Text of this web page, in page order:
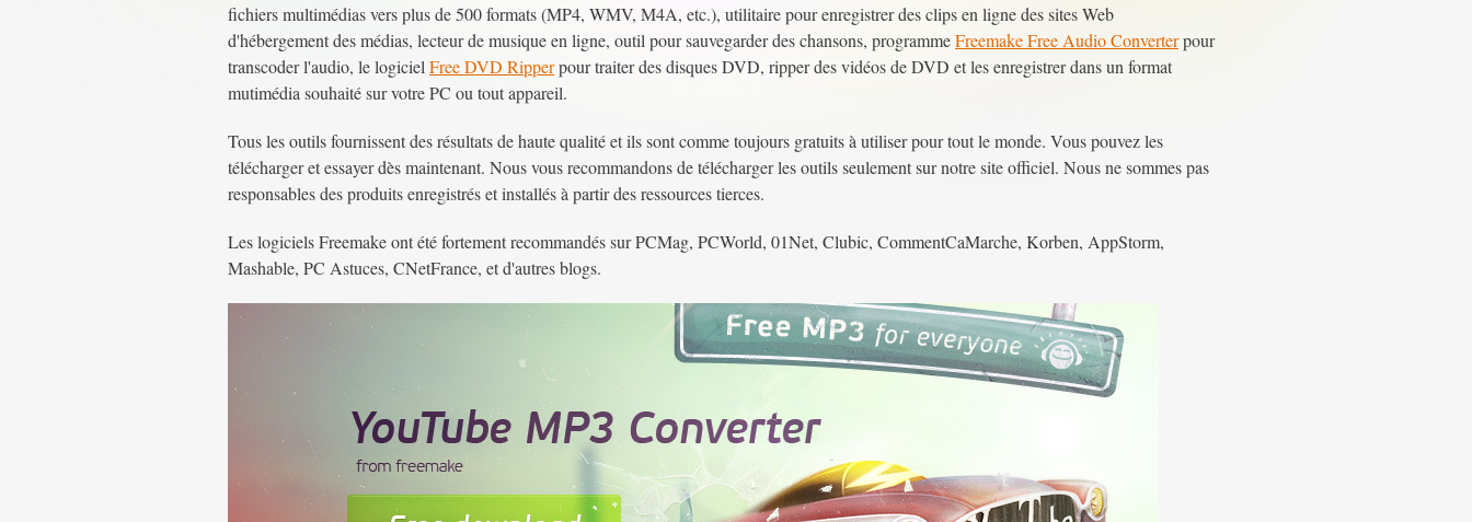
fichiers multimédias vers plus de 500 formats (MP4, WMV, M4A, etc.), utilitaire pour enregistrer des clips en ligne des sites Web
d'hébergement des médias, lecteur de musique en ligne, outil pour sauvegarder des chansons, programmeFreemake Free Audio Converterpour
transcoder l'audio, le logiciel Free DVD Ripperpour traiter des disques DVD, ripper des vidéos de DVD et les enregistrer dans un format
mutimédia souhaité sur votre PC ou tout appareil.
Tous les outils fournissent des résultats de haute qualité et ils sont comme toujours gratuits à utiliser pour tout le monde. Vous pouvez les
télécharger et essayer dès maintenant. Nous vous recommandons de télécharger les outils seulement sur notre site officiel. Nous ne sommes pas
responsables des produits enregistrés et installés à partir des ressources tierces.
Les logiciels Freemake ont été fortement recommandés sur PCMag, PCWorld, 01Net, Clubic, CommentCaMarche, Korben, AppStorm,
Mashable, PC Astuces, CNetFrance, et d'autres blogs.